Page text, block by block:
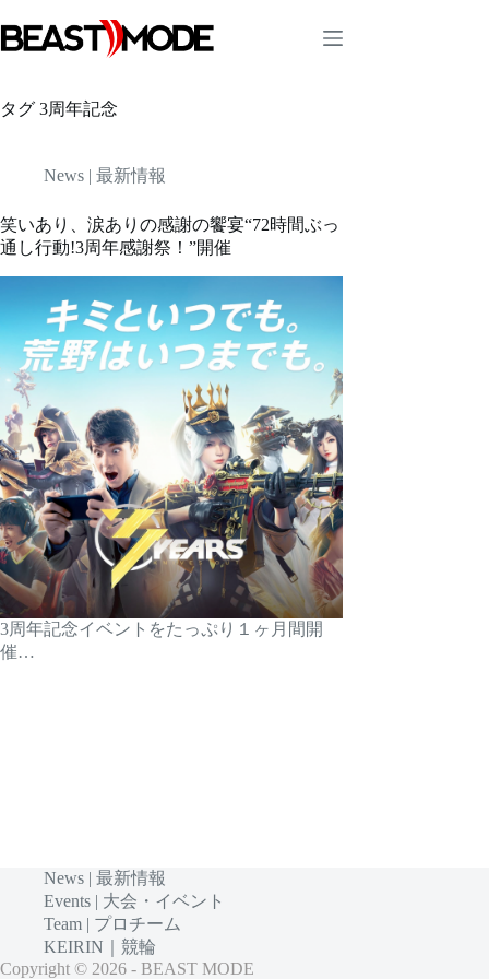
ン
テ
ツ
へ
プ
タグ 3周年記念
News | 最新情報
笑いあり、涙ありの感謝の饗宴“72時間ぶっ
通し行動!3周年感謝祭！”開催
3周年記念イベントをたっぷり１ヶ月間開
催…
News | 最新情報
Events | 大会・イベント
Team | プロチーム
KEIRIN｜競輪
Copyright © 2026 - BEAST MODE